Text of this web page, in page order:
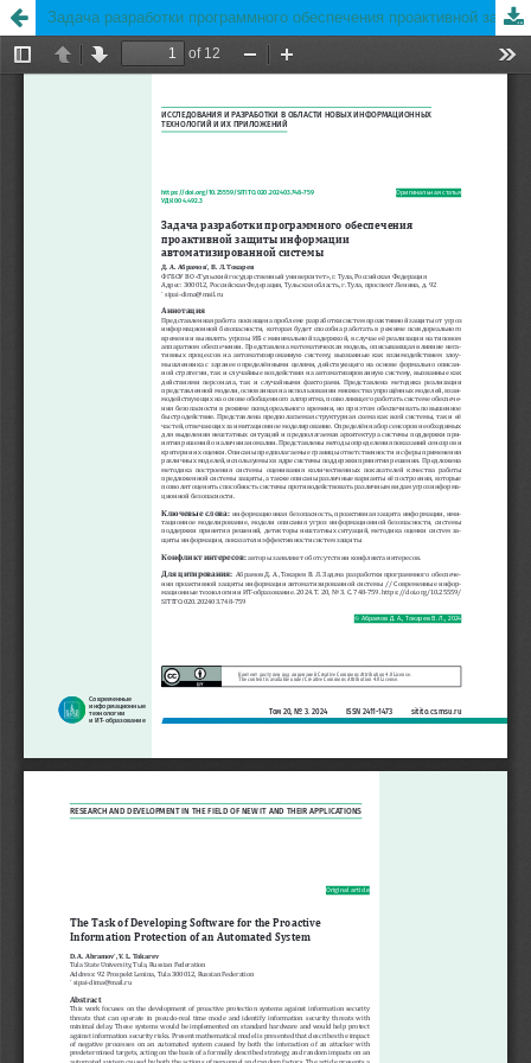
Задача разработки программного обеспечения проактивной защиты информации автоматизированной системы